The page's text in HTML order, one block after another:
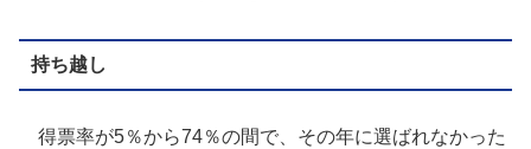
持ち越し
得票率が5％から74％の間で、その年に選ばれなかった